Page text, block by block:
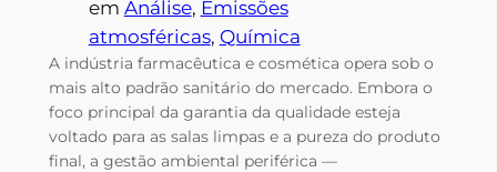
em Análise, Emissões
atmosféricas, Química
A indústria farmacêutica e cosmética opera sob o
mais alto padrão sanitário do mercado. Embora o
foco principal da garantia da qualidade esteja
voltado para as salas limpas e a pureza do produto
final, a gestão ambiental periférica —